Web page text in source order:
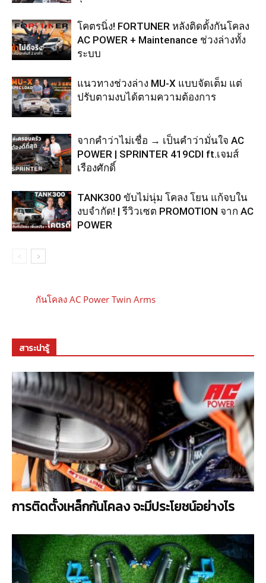
โคตรนิ่ง! FORTUNER หลังติดตั้งกันโคลง
AC POWER + Maintenance ช่วงล่างทั้ง
ระบบ
แนวทางช่วงล่าง MU-X แบบจัดเต็ม แต่
ปรับตามงบได้ตามความต้องการ
จากคำว่าไม่เชื่อ → เป็นคำว่ามั่นใจ AC
POWER | SPRINTER 419CDI ft.เจมส์
เรืองศักดิ์
TANK300 ขับไม่นุ่ม โคลง โยน แก้จบใน
งบจำกัด! | รีวิวเซต PROMOTION จาก AC
POWER
กันโคลง AC Power Twin Arms
สาระน่ารู้
การติดตั้งเหล็กกันโคลง จะมีประโยชน์อย่างไร